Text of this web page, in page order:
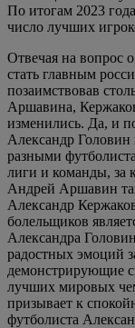
По итогам 2023
число лучших
Отвечая на вопрос
стать главным
позаимствовав
Аршавина,
изменились. Да, и
Александр
разными
лиги и команды, за
Андрей Аршавин
Александр
болельщиков
Александра
радостных эмоций
демонстрирующие
лучших мировых
призывает к
футболиста